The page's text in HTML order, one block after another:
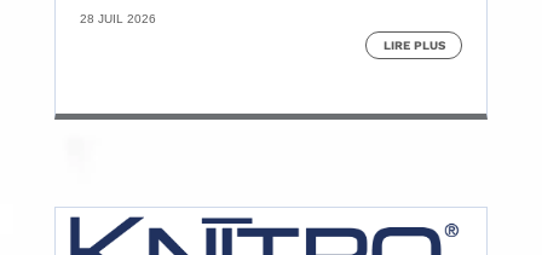
28 JUIL 2026
LIRE PLUS